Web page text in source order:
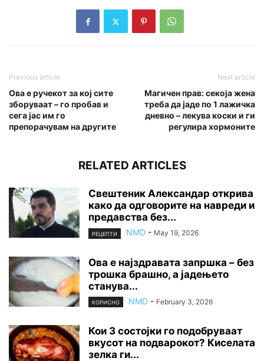
Previous article
Ова е ручекот за кој сите
зборуваат – го пробав и
сега јас им го
препорачувам на другите
Next article
Магичен прав: секоја жена
треба да јаде по 1 лажичка
дневно – лекува коски и ги
регулира хормоните
RELATED ARTICLES
Свештеник Александар открива
како да одговорите на навреди и
предавства без...
РЕЦЕПТИ NMD - May 19, 2026
Ова е најздравата запршка – без
трошка брашно, а јадењето
станува...
КОРИСНО NMD - February 3, 2026
Кои 3 состојки го подобруваат
вкусот на подварокот? Киселата
зелка ги...